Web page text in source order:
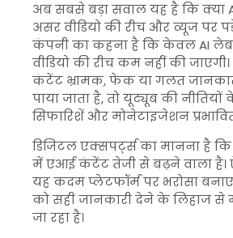
अब सबसे बड़ा सवाल यह है कि क्या
असर वीडियो की रीच और व्यूज पर
कंपनी का कहना है कि केवल AI
वीडियो की रीच कम नहीं की
कंटेंट भ्रामक, फेक या गलत
पाया जाता है, तो यूट्यूब की
सिफारिशें और मोनेटाइजेशन
डिजिटल एक्सपर्ट्स का मानना है
में एआई कंटेंट तेजी से बढ़ने वाला
यह कदम प्लेटफॉर्म पर भरोसा
को सही जानकारी देने के लिहाज से
जा रहा है।